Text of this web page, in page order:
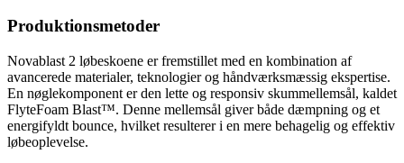
Produktionsmetoder
Novablast 2 løbeskoene er fremstillet med en kombination af
avancerede materialer, teknologier og håndværksmæssig ekspertise.
En nøglekomponent er den lette og responsiv skummellemsål, kaldet
FlyteFoam Blast™. Denne mellemsål giver både dæmpning og et
energifyldt bounce, hvilket resulterer i en mere behagelig og effektiv
løbeoplevelse.